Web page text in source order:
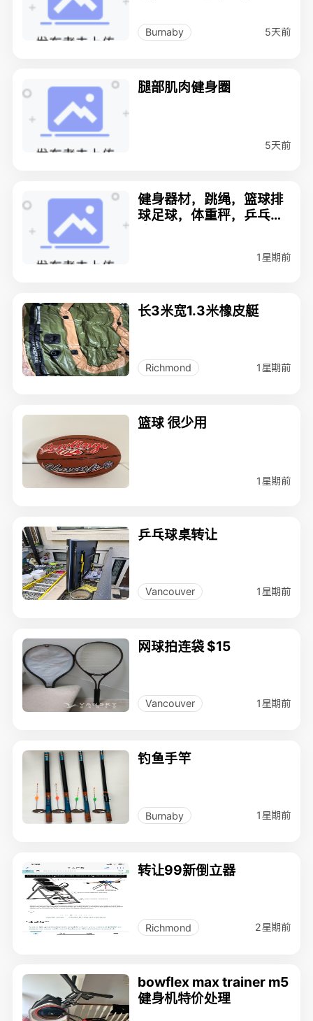
Burnaby 5天前
腿部肌肉健身圈
5天前
健身器材，跳绳，篮球排
球足球，体重秤，乒乓球
1星期前
长3米宽1.3米橡皮艇
Richmond 1星期前
篮球 很少用
1星期前
乒乓球桌转让
Vancouver 1星期前
网球拍连袋 $15
Vancouver 1星期前
钓鱼手竿
Burnaby 1星期前
转让99新倒立器
Richmond 2星期前
bowflex max trainer m5
健身机特价处理